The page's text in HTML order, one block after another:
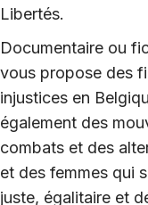
Libertés.
Documentaire ou
vous propose des
injustices en
également des
combats et des
et des femmes qui
juste, égalitaire et